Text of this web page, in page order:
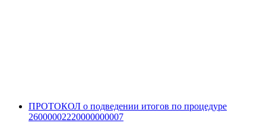
ПРОТОКОЛ о подведении итогов по процедуре
26000002220000000007